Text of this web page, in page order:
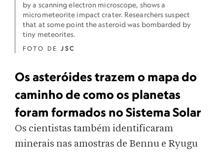
by a scanning electron microscope, shows a
micrometeorite impact crater. Researchers suspect
that at some point the asteroid was bombarded by
tiny meteorites.
FOTO DE JSC
Os asteróides trazem o mapa do
caminho de como os planetas
foram formados no Sistema Solar
Os cientistas também identificaram
minerais nas amostras de Bennu e Ryugu